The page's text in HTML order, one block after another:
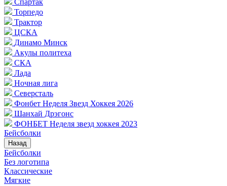
Спартак
Торпедо
Трактор
ЦСКА
Динамо Минск
Акулы политеха
СКА
Лада
Ночная лига
Северсталь
Фонбет Неделя Звезд Хоккея 2026
Шанхай Дрэгонс
ФОНБЕТ Неделя звезд хоккея 2023
Бейсболки
Назад
Бейсболки
Без логотипа
Классические
Мягкие